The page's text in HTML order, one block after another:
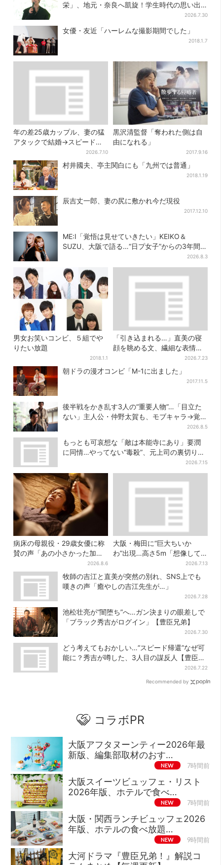
栄」、地元・奈良へ凱旋！学生時代の思い出
2026.7.30
女優・友近「ハーレムな撮影期間でした」
2018.1.7
年の差25歳カップル、妻の猛
アタックで結婚→スピード離
婚に…驚きの理由は「新しい
髪型」
2026.7.10
黒沢清監督「奪われた側は自
由になれる」
2017.9.16
村井國夫、亭主関白にも「九州では普通」
2018.1.19
辰吉丈一郎、妻の尻に敷かれ今だ現役
2017.12.10
ME:I「覚悟は見せていきたい」KEIKO＆
SUZU、大阪で語る…“日プ女子”からの3年間
2026.8.3
男女お笑いコンビ、５組でや
りたい放題
2018.1.1
「引き込まれる…」直美の寝
顔を眺める文、繊細な表情を
見せる内田滋の演技に称賛相
次ぐ
2026.7.23
朝ドラの漫才コンビ「M-1に出ました」
2017.11.5
後半戦をかき乱す3人の“重要人物”…「目立た
ない」主人公・仲野太賀も、モブキャラ→覚醒
2026.8.5
もっとも可哀想な「敵は本能寺にあり」要潤
に同情…やってない“毒殺”、元上司の裏切り
2026.7.15
病床の母親役・29歳女優に称
賛の声「あの小さかった加恋
ちゃんが…」朝ドラ視聴者し
みじみ
2026.8.6
大阪・梅田に“巨大ちいか
わ”出現…高さ5m「想像して
たより結構デカい」「ちい
さ…くはない」
2026.7.13
牧師の吉江と直美が突然の別れ、SNS上でも
嘆きの声「癒やしの吉江先生が…」
2026.7.28
池松壮亮が“闇堕ち”へ…ガン決まりの眼差しで
「ブラック秀吉がログイン」【豊臣兄弟】
2026.7.30
どう考えてもおかしい…“スピード帰還”なぜ可
能に？秀吉が噂した、3人目の謀反人【豊臣兄
2026.7.22
Recommended by
コラボPR
大阪アフタヌーンティー2026年最
新版、編集部取材のおす…
NEW 7時間前
大阪スイーツビュッフェ・リスト
2026年版、ホテルで食べ…
NEW 7時間前
大阪・関西ランチビュッフェ2026
年版、ホテルの食べ放題…
NEW 9時間前
大河ドラマ『豊臣兄弟！』解説コ